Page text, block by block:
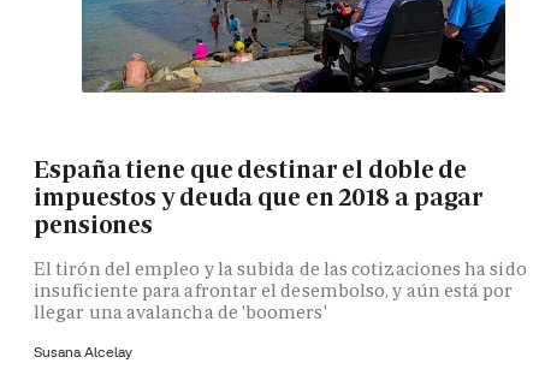
España tiene que destinar el doble de
impuestos y deuda que en 2018 a pagar
pensiones
El tirón del empleo y la subida de las cotizaciones ha sido
insuficiente para afrontar el desembolso, y aún está por
llegar una avalancha de 'boomers'
Susana Alcelay